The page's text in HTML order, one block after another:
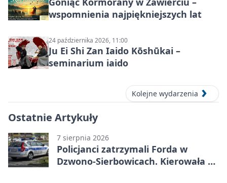
wspomnienia najpiękniejszych lat
24 października 2026, 11:00
Ju Ei Shi Zan Iaido Kōshūkai –
seminarium iaido
Kolejne wydarzenia
Ostatnie Artykuły
7 sierpnia 2026
Policjanci zatrzymali Forda w
Dzwono-Sierbowicach. Kierowała po